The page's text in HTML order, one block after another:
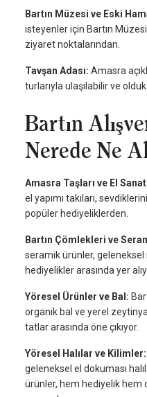
Bartın Müzesi ve Eski
isteyenler için Bartın
ziyaret noktalarından.
Tavşan Adası: Amasra
turlarıyla ulaşılabilir ve
Bartın
Nerede Ne
Amasra Taşları ve El
el yapımı takıları,
popüler hediyeliklerden.
Bartın Çömlekleri ve
seramik ürünler, geleneksel
hediyelikler arasında yer
Yöresel Ürünler ve Bal:
organik bal ve yerel
tatlar arasında öne çıkıyor.
Yöresel Halılar ve Kilimler:
geleneksel el dokuması
ürünler, hem hediyelik hem